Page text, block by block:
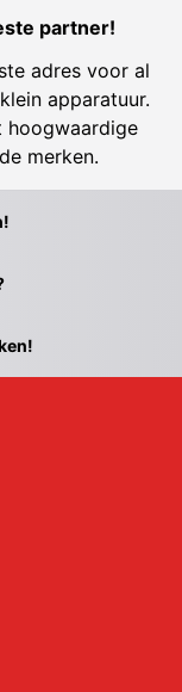
partner!
adres voor al
apparatuur.
hoogwaardige
merken.